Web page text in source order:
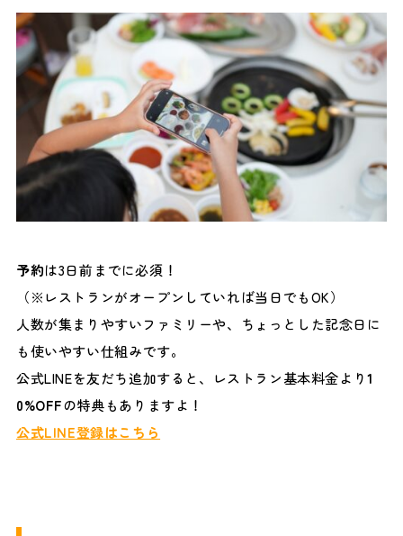
予約は3日前までに必須！
（※レストランがオープンしていれば当日でもOK）
人数が集まりやすいファミリーや、ちょっとした記念日に
も使いやすい仕組みです。
公式LINEを友だち追加すると、レストラン基本料金より1
0%OFFの特典もありますよ！
公式LINE登録はこちら